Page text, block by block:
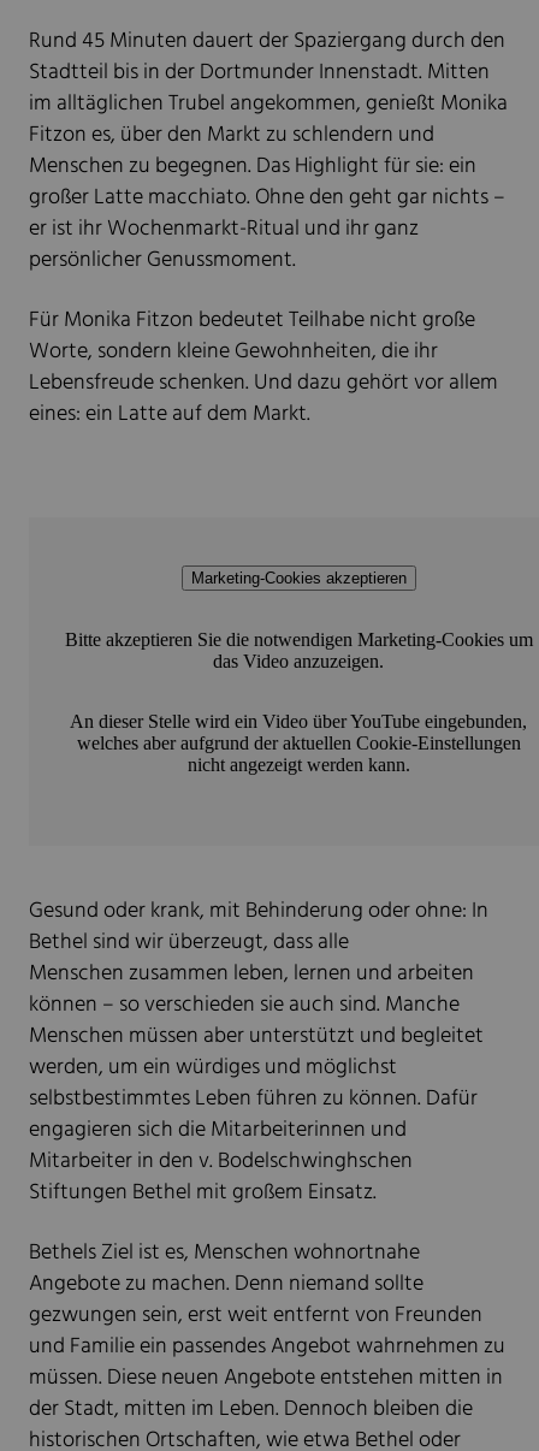
Rund 45 Minuten dauert der Spaziergang durch den
Stadtteil bis in der Dortmunder Innenstadt. Mitten
im alltäglichen Trubel angekommen, genießt Monika
Fitzon es, über den Markt zu schlendern und
Menschen zu begegnen. Das Highlight für sie: ein
großer Latte macchiato. Ohne den geht gar nichts –
er ist ihr Wochenmarkt-Ritual und ihr ganz
persönlicher Genussmoment.
Für Monika Fitzon bedeutet Teilhabe nicht große
Worte, sondern kleine Gewohnheiten, die ihr
Lebensfreude schenken. Und dazu gehört vor allem
eines: ein Latte auf dem Markt.
An dieser Stelle wird ein Video über YouTube eingebunden,
welches aber aufgrund der aktuellen Cookie-Einstellungen
nicht angezeigt werden kann.
Bitte akzeptieren Sie die notwendigen Marketing-Cookies um
das Video anzuzeigen.
Marketing-Cookies akzeptieren
Gesund oder krank, mit Behinderung oder ohne: In
Bethel sind wir überzeugt, dass alle
Menschen zusammen leben, lernen und arbeiten
können – so verschieden sie auch sind. Manche
Menschen müssen aber unterstützt und begleitet
werden, um ein würdiges und möglichst
selbstbestimmtes Leben führen zu können. Dafür
engagieren sich die Mitarbeiterinnen und
Mitarbeiter in den v. Bodelschwinghschen
Stiftungen Bethel mit großem Einsatz.
Bethels Ziel ist es, Menschen wohnortnahe
Angebote zu machen. Denn niemand sollte
gezwungen sein, erst weit entfernt von Freunden
und Familie ein passendes Angebot wahrnehmen zu
müssen. Diese neuen Angebote entstehen mitten in
der Stadt, mitten im Leben. Dennoch bleiben die
historischen Ortschaften, wie etwa Bethel oder